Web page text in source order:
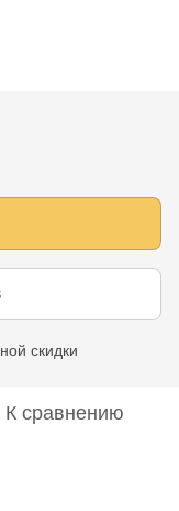
скидки
К сравнению